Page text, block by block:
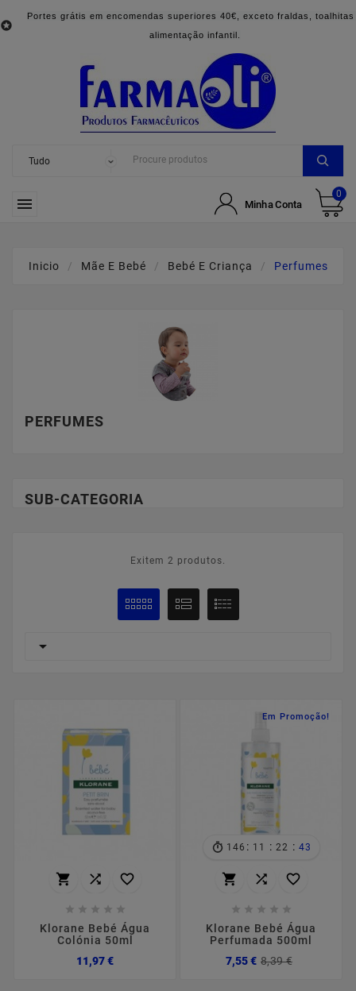

Portes grátis em encomendas superiores 40€, exceto fraldas, toalhitas
alimentação infantil.
 Minha Conta
0
Inicio Mãe E Bebé Bebé E Criança Perfumes
PERFUMES
SUB-CATEGORIA
Exitem 2 produtos.

  
    
Klorane Bebé Água
Colónia 50ml
11,97 €Preço
Em Promoção!
146 : 11 : 22 : 42
  
    
Klorane Bebé Água
Perfumada 500ml
7,55 € 8,39 €